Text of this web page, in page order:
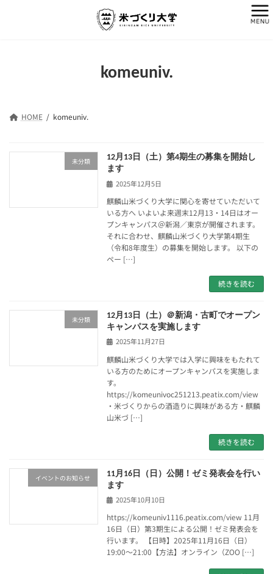
komeuniv.
HOME komeuniv.
未分類
12月13日（土）第4期生の募集を開始し
ます
2025年12月5日
麒麟山米づくり大学に関心を寄せていただいて
いる方へ いよいよ来週末12月13・14日はオー
プンキャンパス＠新潟／東京が開催されます。
それに合わせ、麒麟山米づくり大学第4期生
（令和8年度生）の募集を開始します。 以下の
ペー […]
続きを読む
未分類
12月13日（土）＠新潟・古町でオープン
キャンパスを実施します
2025年11月27日
麒麟山米づくり大学では入学に興味をもたれて
いる方のためにオープンキャンパスを実施しま
す。
https://komeunivoc251213.peatix.com/view
・米づくりからの酒造りに興味がある方・麒麟
山米づ […]
続きを読む
イベントのお知らせ
11月16日（日）公開！ゼミ発表会を行い
ます
2025年10月10日
https://komeuniv1116.peatix.com/view 11月
16日（日）第3期生による公開！ゼミ発表会を
行います。 【日時】2025年11月16日（日）
19:00～21:00【方法】オンライン（ZOO […]